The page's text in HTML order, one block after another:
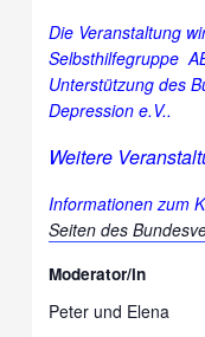
Die Veranstaltung
Selbsthilfegruppe
Unterstützung des
Depression e.V..
Weitere
Informationen zum
Seiten des
Moderator/in
Peter und Elena